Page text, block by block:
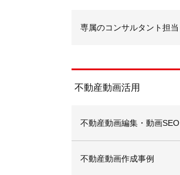
専属のコンサルタント担当
不動産動画活用
不動産動画編集・動画SEO
不動産動画作成事例